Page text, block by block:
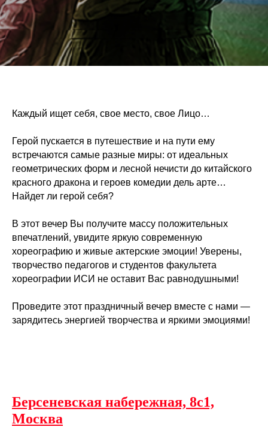
Каждый ищет себя, свое место, свое Лицо…
Герой пускается в путешествие и на пути ему
встречаются самые разные миры: от идеальных
геометрических форм и лесной нечисти до китайского
красного дракона и героев комедии дель арте…
Найдет ли герой себя?
В этот вечер Вы получите массу положительных
впечатлений, увидите яркую современную
хореографию и живые актерские эмоции! Уверены,
творчество педагогов и студентов факультета
хореографии ИСИ не оставит Вас равнодушными!
Проведите этот праздничный вечер вместе с нами —
зарядитесь энергией творчества и яркими эмоциями!
Берсеневская набережная, 8с1,
Москва